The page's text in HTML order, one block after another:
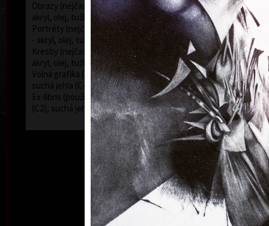
Obrazy (nejčastěji používaná technika kombinovaná -
akryl, olej, tužky, barevné inkousty - plátno, sololit)
Portréty (nejčastěji používaná technika kombinovaná
- akryl, olej, tužky, barevné inkousty - plátno, sololit)
Kresby (nejčastěji používaná technika kombinovaná -
akryl, olej, tužky, barevné inkousty - papír)
Volná grafika (používaná technika kombinovaná -
suchá jehla (C4), rytina (C2), mezzotinta (C7))
Ex-libris (používaná technika kombinovaná - mědiryt
(C2), suchá jehla (C4), mezzotinta (C7))